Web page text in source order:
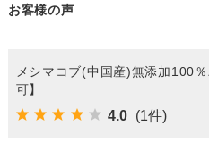
お客様の声
メシマコブ(中国産)無添加100
可】
4.0 (1件)